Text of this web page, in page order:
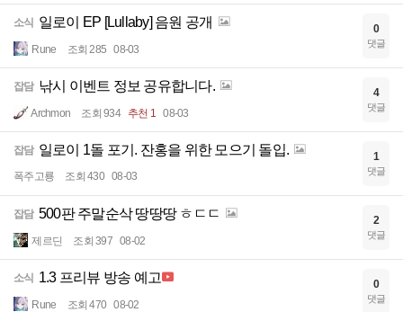
소식 일로이 EP [Lullaby] 음원 공개
Rune 조회 285 08-03
0
댓글
잡담 낚시 이벤트 정보 공유합니다.
Archmon 조회 934 추천 1 08-03
4
댓글
잡담 일로이 1돌 포기. 잔홍을 위한 모으기 돌입.
폭주고룡 조회 430 08-03
1
댓글
잡담 500판 주말순삭 땅땅땅 ㅎㄷㄷ
제르딘 조회 397 08-02
2
댓글
소식 1.3 프리뷰 방송 예고
Rune 조회 470 08-02
0
댓글